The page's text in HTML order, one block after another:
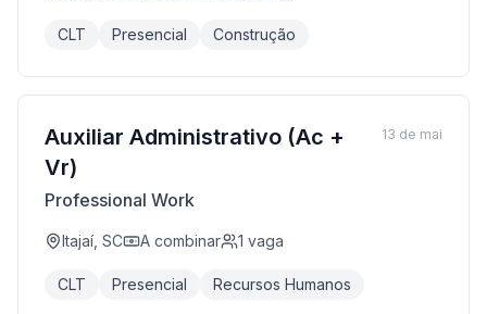
CLT Presencial Construção
Auxiliar Administrativo (Ac +
Vr)
Professional Work
Itajaí, SC A combinar 1 vaga
CLT Presencial Recursos Humanos
13 de mai